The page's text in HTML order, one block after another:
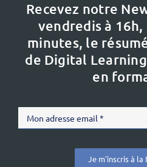
Recevez notre
vendredis à 16h,
minutes, le
de Digital
en
Je m'inscris à la